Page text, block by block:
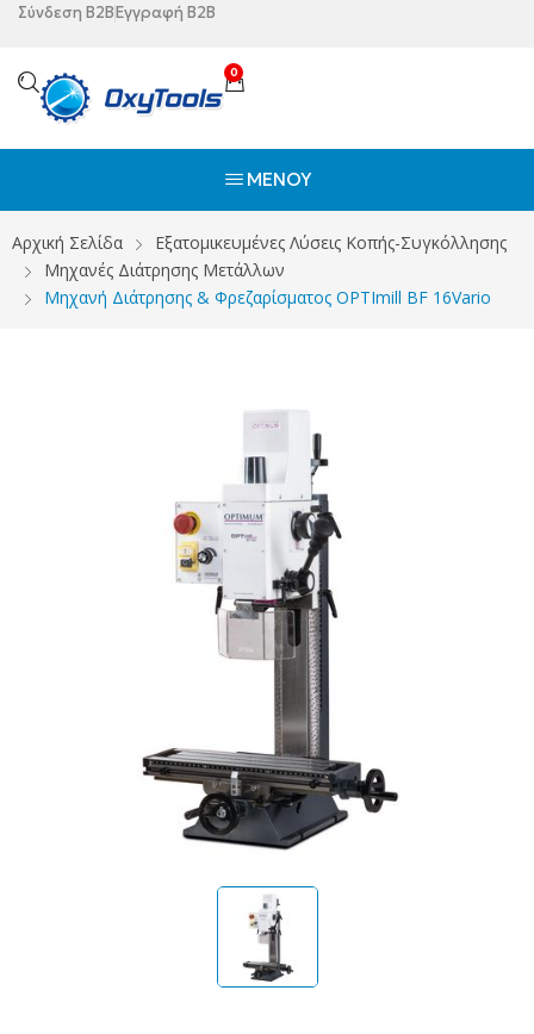
Σύνδεση B2BΕγγραφή B2B
0
ΜΕΝΟΎ
Αρχική Σελίδα
Εξατομικευμένες Λύσεις Κοπής-Συγκόλλησης
Μηχανές Διάτρησης Μετάλλων
Μηχανή Διάτρησης & Φρεζαρίσματος OPTImill BF 16Vario